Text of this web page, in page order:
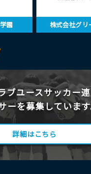
園 株式会社グリ
ブユースサッカー
ーを募集しています
詳細はこちら